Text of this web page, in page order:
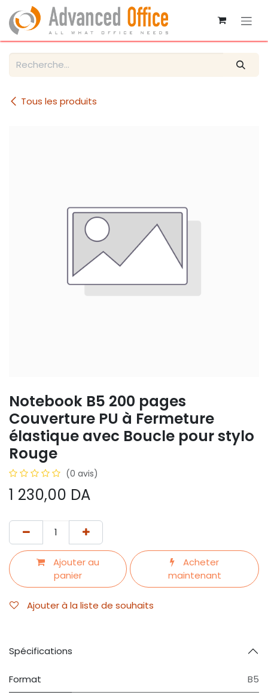
Se rendre au contenu
Tous les produits
Notebook B5 200 pages
Couverture PU à Fermeture
élastique avec Boucle pour stylo
Rouge
(0 avis)
1 230,00 DA
Ajouter au
panier
Acheter
maintenant
Ajouter à la liste de souhaits
Spécifications
Format B5